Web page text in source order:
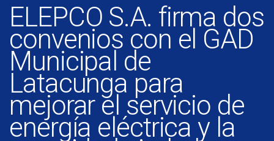
ELEPCO S.A. firma dos
convenios con el GAD
Municipal de
Latacunga para
mejorar el servicio de
energía eléctrica y la